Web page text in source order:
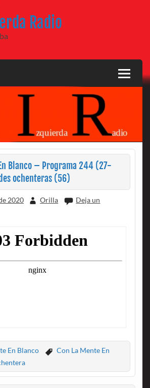
Radio
Blanco – Programa 244 (27-
ochenteras (56)
2020 Orilla
Deja un
En Blanco
Con La Mente En